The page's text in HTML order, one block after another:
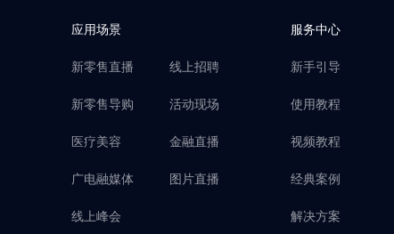
应用场景
新零售直播
新零售导购
医疗美容
广电融媒体
线上峰会
线上招聘
活动现场
金融直播
图片直播
服务中心
新手引导
使用教程
视频教程
经典案例
解决方案